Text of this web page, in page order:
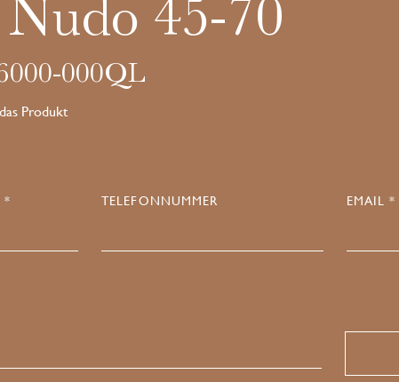
45-70
000QL
Produkt
* TELEFONNUMMER EMAIL *